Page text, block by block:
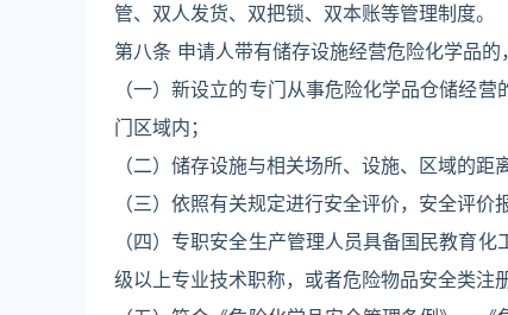
管、双人发货、双把锁、双本账等管理制度。
第八条 申请人带有储存设施经营危险化学品
（一）新设立的专门从事危险化学品仓储经
门区域内；
（二）储存设施与相关场所、设施、区域的距
（三）依照有关规定进行安全评价，安全评
（四）专职安全生产管理人员具备国民教育
级以上专业技术职称，或者危险物品安全类注